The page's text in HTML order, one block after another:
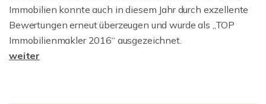
Immobilien konnte auch in diesem Jahr durch exzellente
Bewertungen erneut überzeugen und wurde als „TOP
Immobilienmakler 2016“ ausgezeichnet.
weiter